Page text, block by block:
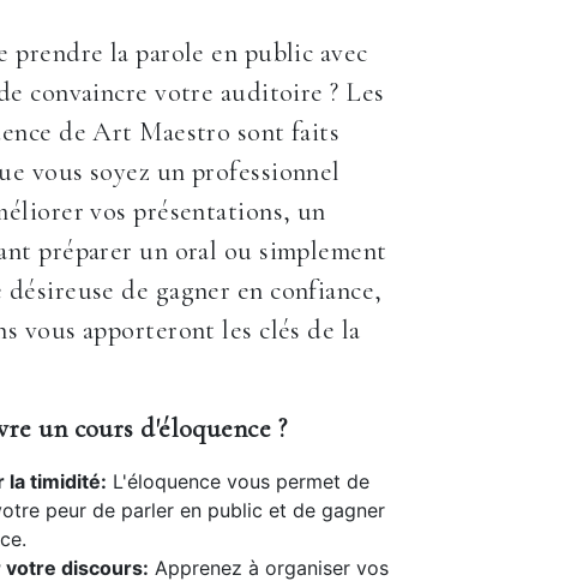
prendre la parole en public avec
convaincre votre auditoire ? Les
de Art Maestro sont faits
vous soyez un professionnel
vos présentations, un
préparer un oral ou simplement
désireuse de gagner en confiance,
vous apporteront les clés de la
un cours d'éloquence ?
la timidité: L'éloquence vous permet de
peur de parler en public et de gagner
discours: Apprenez à organiser vos